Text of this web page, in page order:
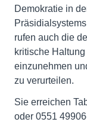
Demokratie in
rufen auch die
kritische
einzunehmen
zu verurteilen.
Sie erreichen
oder 0551